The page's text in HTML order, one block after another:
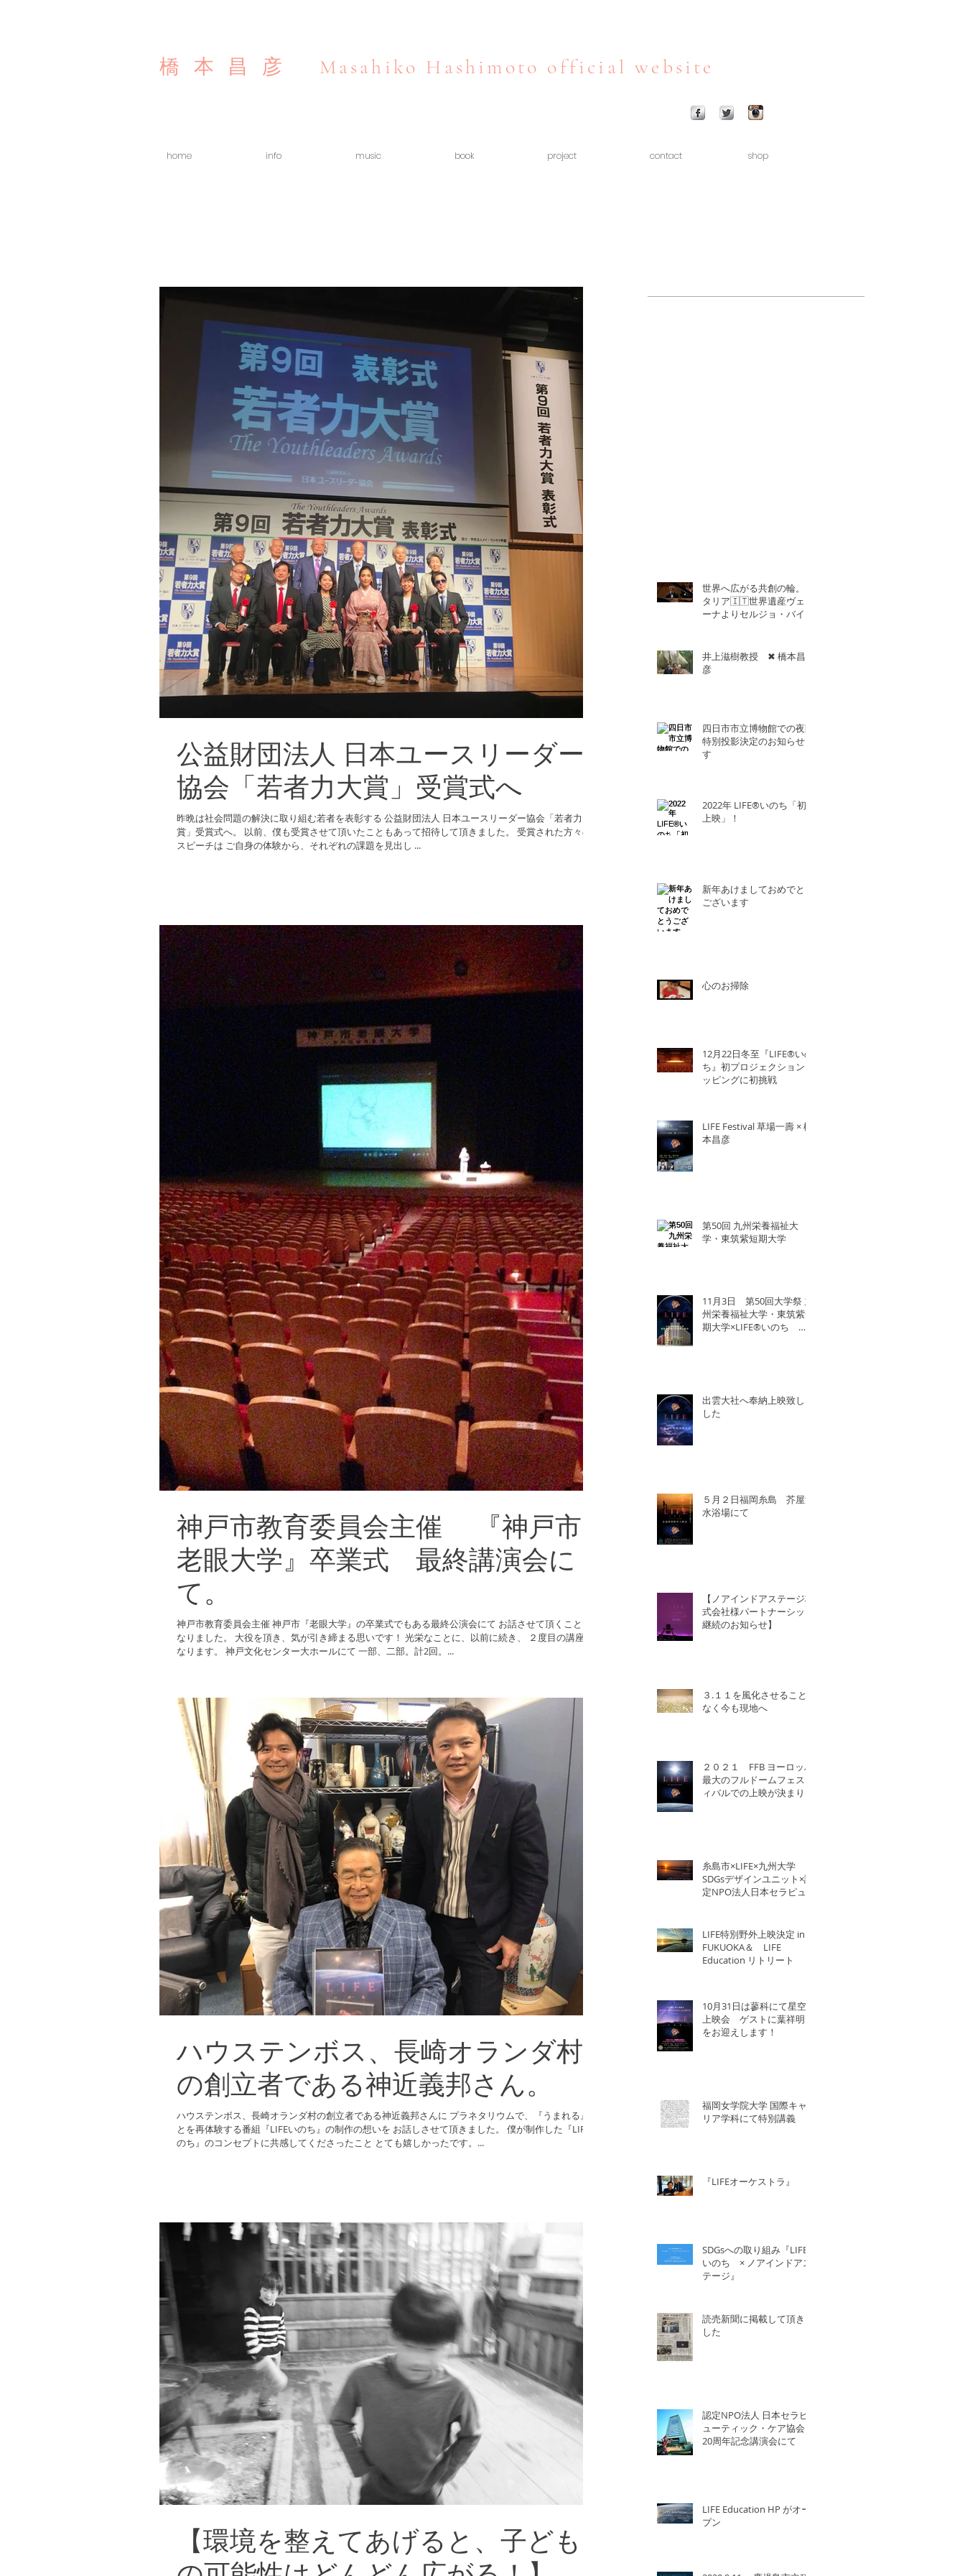
橋本昌彦 Masahiko Hashimoto official website
home info music book project contact shop
公益財団法人 日本ユースリーダー
協会「若者力大賞」受賞式へ
昨晩は社会問題の解決に取り組む若者を表彰する 公益財団法人 日本ユースリーダー協会「若者力大
賞」受賞式へ。 以前、僕も受賞させて頂いたこともあって招待して頂きました。 受賞された方々の
スピーチは ご自身の体験から、それぞれの課題を見出し ...
神戸市教育委員会主催 『神戸市
老眼大学』卒業式 最終講演会に
て。
神戸市教育委員会主催 神戸市『老眼大学』の卒業式でもある最終公演会にて お話させて頂くことに
なりました。 大役を頂き、気が引き締まる思いです！ 光栄なことに、以前に続き、 ２度目の講座と
なります。 神戸文化センター大ホールにて 一部、二部。計2回。...
ハウステンボス、長崎オランダ村
の創立者である神近義邦さん。
ハウステンボス、長崎オランダ村の創立者である神近義邦さんに プラネタリウムで、『うまれる』こ
とを再体験する番組『LIFEいのち』の制作の想いを お話しさせて頂きました。 僕が制作した『LIFEい
のち』のコンセプトに共感してくださったこと とても嬉しかったです。...
【環境を整えてあげると、子ども
世界へ広がる共創の輪。イ
タリア🇮🇹世界遺産ヴェロ
ーナよりセルジョ・バイエ
井上滋樹教授 ✖︎ 橋本昌
彦
四日市市立博物館での夜間
特別投影決定のお知らせで
す
2022年 LIFE®︎いのち「初
上映」！
新年あけましておめでとう
ございます
心のお掃除
12月22日冬至『LIFE®︎いの
ち』初プロジェクションマ
ッピングに初挑戦
LIFE Festival 草場一壽 × 橋
本昌彦
第50回 九州栄養福祉大
学・東筑紫短期大学
11月3日 第50回大学祭 九
州栄養福祉大学・東筑紫短
期大学×LIFE®︎いのち 北
出雲大社へ奉納上映致しま
した
５月２日福岡糸島 芥屋海
水浴場にて
【ノアインドアステージ株
式会社様パートナーシップ
継続のお知らせ】
３.１１を風化させること
なく今も現地へ
２０２１ FFB ヨーロッパ
最大のフルドームフェステ
ィバルでの上映が決まりま
糸島市×LIFE×九州大学
SDGsデザインユニット×認
定NPO法人日本セラピュ
LIFE特別野外上映決定 in
FUKUOKA＆ LIFE
Education リトリート
10月31日は蓼科にて星空
上映会 ゲストに葉祥明氏
をお迎えします！
福岡女学院大学 国際キャ
リア学科にて特別講義
『LIFEオーケストラ』
SDGsへの取り組み『LIFE
いのち × ノアインドアス
テージ』
読売新聞に掲載して頂きま
した
認定NPO法人 日本セラピ
ューティック・ケア協会
20周年記念講演会にて
LIFE Education HP がオー
プン